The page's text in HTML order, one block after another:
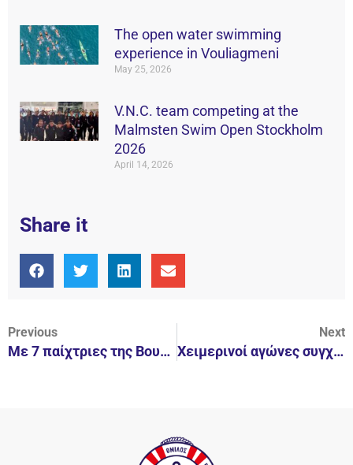
The open water swimming
experience in Vouliagmeni
May 25, 2026
V.N.C. team competing at the
Malmsten Swim Open Stockholm
2026
April 14, 2026
Share it
Previous
Με 7 παίχτριες της Βουλιαγμένης.
Next
Χειμερινοί αγώνες συγχρονισμένης κολύμβησης.